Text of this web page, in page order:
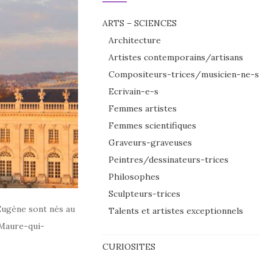
sont nés au
qui-
ARTS – SCIENCES
Architecture
Artistes contemporains/artisans
Compositeurs-trices/musicien-ne-s
Ecrivain-e-s
Femmes artistes
Femmes scientifiques
Graveurs-graveuses
Peintres/dessinateurs-trices
Philosophes
Sculpteurs-trices
Talents et artistes exceptionnels
CURIOSITES